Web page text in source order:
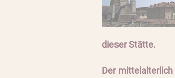
dieser Stätte.
Der